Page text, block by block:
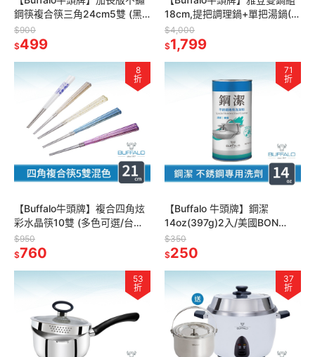
鋼筷複合筷三角24cm5雙 (黑/
白/304不銹鋼筷/環保筷/食品
級/公筷/筷子)
$900
$499
18cm,提把調理鍋+單把湯鍋(IH
電磁爐適用/聰穎導角設計)
$4,000
$1,799
8
折
【Buffalo牛頭牌】複合四角炫
彩水晶筷10雙 (多色可選/台灣
製造/304不鏽鋼環保筷)
$950
$760
71
折
【Buffalo 牛頭牌】鋼潔
14oz(397g)2入/美國BON
AMI/金屬、不鏽鋼專用清潔粉/
天然配方無毒無添加
$350
$250
53
折
37
折